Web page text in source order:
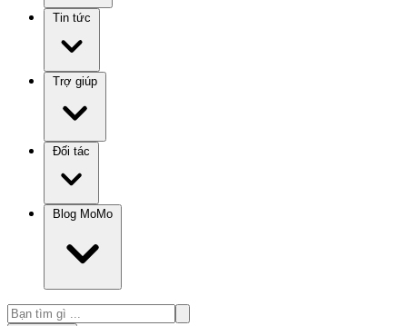
Tin tức
Trợ giúp
Đối tác
Blog MoMo